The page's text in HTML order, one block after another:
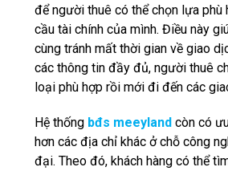
để người thuê có thể chọn lựa phù
cầu tài chính của mình. Điều này
cùng tránh mất thời gian về giao
các thông tin đầy đủ, người thuê
loại phù hợp rồi mới đi đến các
Hệ thống bđs meeyland còn có
hơn các địa chỉ khác ở chỗ công
đại. Theo đó, khách hàng có thể